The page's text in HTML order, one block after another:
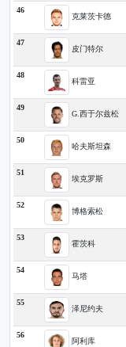
46
克莱茨卡德
47
皮门特尔
48
科雷亚
49
G.西于尔兹松
50
哈夫斯坦森
51
埃克罗斯
52
博格索松
53
霍茨科
54
马塔
55
泽尼约夫
56
阿利库